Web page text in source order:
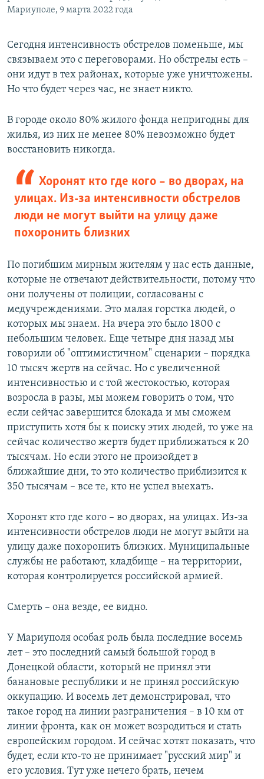
Мариуполе, 9 марта 2022 года
Сегодня интенсивность обстрелов поменьше, мы
связываем это с переговорами. Но обстрелы есть –
они идут в тех районах, которые уже уничтожены.
Но что будет через час, не знает никто.
В городе около 80% жилого фонда непригодны для
жилья, из них не менее 80% невозможно будет
восстановить никогда.
Хоронят кто где кого – во дворах, на
улицах. Из-за интенсивности обстрелов
люди не могут выйти на улицу даже
похоронить близких
По погибшим мирным жителям у нас есть данные,
которые не отвечают действительности, потому что
они получены от полиции, согласованы с
медучреждениями. Это малая горстка людей, о
которых мы знаем. На вчера это было 1800 с
небольшим человек. Еще четыре дня назад мы
говорили об "оптимистичном" сценарии – порядка
10 тысяч жертв на сейчас. Но с увеличенной
интенсивностью и с той жестокостью, которая
возросла в разы, мы можем говорить о том, что
если сейчас завершится блокада и мы сможем
приступить хотя бы к поиску этих людей, то уже на
сейчас количество жертв будет приближаться к 20
тысячам. Но если этого не произойдет в
ближайшие дни, то это количество приблизится к
350 тысячам – все те, кто не успел выехать.
Хоронят кто где кого – во дворах, на улицах. Из-за
интенсивности обстрелов люди не могут выйти на
улицу даже похоронить близких. Муниципальные
службы не работают, кладбище – на территории,
которая контролируется российской армией.
Смерть – она везде, ее видно.
У Мариуполя особая роль была последние восемь
лет – это последний самый большой город в
Донецкой области, который не принял эти
банановые республики и не принял российскую
оккупацию. И восемь лет демонстрировал, что
такое город на линии разграничения – в 10 км от
линии фронта, как он может возродиться и стать
европейским городом. И сейчас хотят показать, что
будет, если кто-то не принимает "русский мир" и
его условия. Тут уже нечего брать, нечем